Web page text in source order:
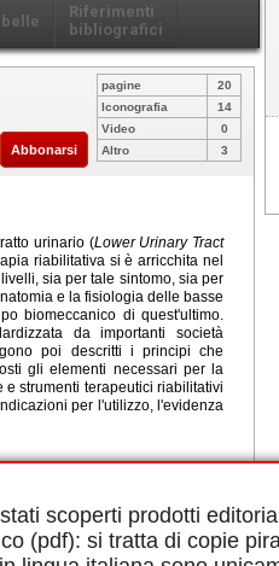
scoperti prodotti
(pdf): si tratta di copie
Riferimenti
bibliografici
Abbonarsi
pagine
20
Iconografia
14
Video
0
Altro
3
urinario (Lower Urinary Tract
riabilitativa si è arricchita nel
sia per tale sintomo, sia per
e la fisiologia delle basse
biomeccanico di quest'ultimo.
da importanti società
poi descritti i principi che
gli elementi necessari per la
strumenti terapeutici riabilitativi
per l'utilizzo, l'evidenza
fase di svuotamento